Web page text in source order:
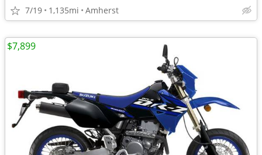
7/19 1,135mi Amherst
$7,899